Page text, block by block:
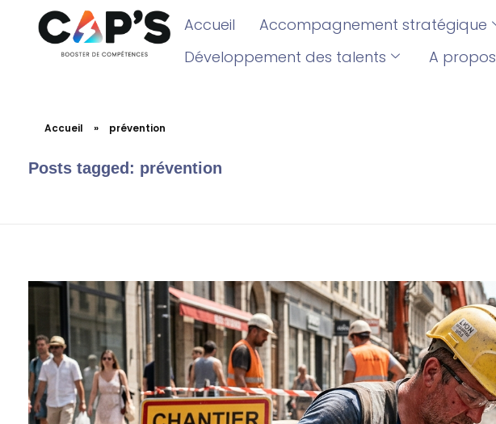
Accueil Accompagnement stratégique
Développement des talents
A propos
Accueil » prévention
Posts tagged: prévention